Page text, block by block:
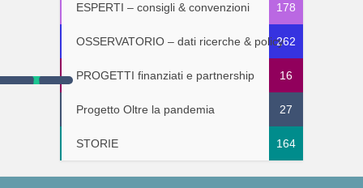
ESPERTI – consigli & convenzioni 178
OSSERVATORIO – dati ricerche & policy262
PROGETTI finanziati e partnership 16
Progetto Oltre la pandemia 27
STORIE 164